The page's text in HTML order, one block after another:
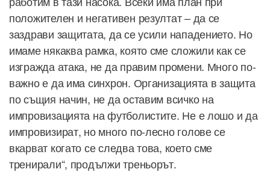
положителен и негативен резултат – да се
заздрави защитата, да се усили нападението. Но
имаме някаква рамка, която сме сложили как се
изгражда атака, не да правим промени. Много по-
важно е да има синхрон. Организацията в защита
по същия начин, не да оставим всичко на
импровизацията на футболистите. Не е лошо и да
импровизират, но много по-лесно голове се
вкарват когато се следва това, което сме
тренирали“, продължи треньорът.